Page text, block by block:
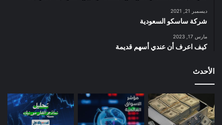
ديسمبر 21, 2021
شركة ساسكو السعودية
مارس 17, 2023
كيف اعرف أن عندي أسهم قديمة
الأحدث